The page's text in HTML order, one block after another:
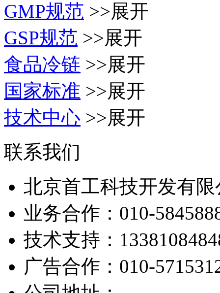
GMP规范 >>展开
GSP规范 >>展开
食品冷链 >>展开
国家标准 >>展开
技术中心 >>展开
联系我们
北京首工科技开发有限
业务合作： 010-
技术支持：
广告合作： 010-